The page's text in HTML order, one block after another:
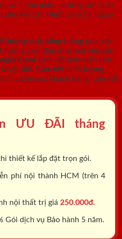
và 4 nhà máy - xưởng sản xuất
phố Hồ Chí Minh và & tại ngoại
lượng cuộc sống thông qua việc
lượng cao, đáp ứng mọi yêu cầu
cam kết đem đến cho
đối. Cam kết chất lượng
chăm sóc khách hàng luôn tốt
ƯU ĐÃI tháng
thiết kế lắp đặt trọn gói.
phí nội thành HCM (trên 4
nội thất trị giá 250.000đ.
Gói dịch vụ Bảo hành 5 năm.